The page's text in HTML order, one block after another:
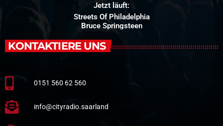
Jetzt läuft:
Streets Of Philadelphia
Bruce Springsteen
KONTAKTIERE UNS
0151 560 62 560
info@cityradio.saarland